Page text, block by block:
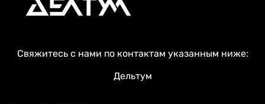
Свяжитесь с нами по контактам указанным ниже:
Дельтум